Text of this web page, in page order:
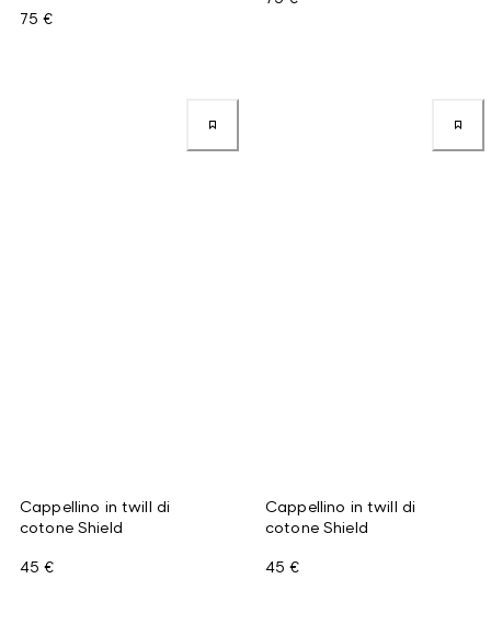
75 €
Cappellino in twill di
cotone Shield
45 €
Cappellino in twill di
cotone Shield
45 €